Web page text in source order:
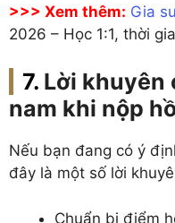
>>> Xem thêm: Gia
2026 – Học 1:1, thời
Lời khuyên
nam khi nộp
Nếu bạn đang có ý
đây là một số lời
Chuẩn bị điểm